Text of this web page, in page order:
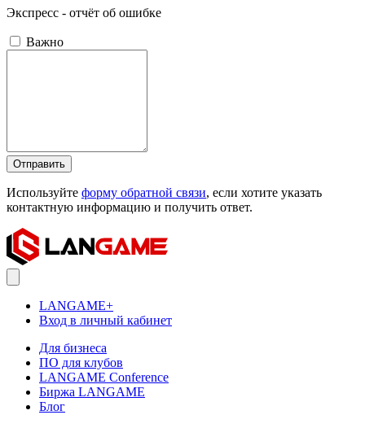
Экспресс - отчёт об ошибке
Важно
Отправить
Используйте форму обратной связи, если хотите указать
контактную информацию и получить ответ.
LANGAME+
Вход в личный кабинет
Для бизнеса
ПО для клубов
LANGAME Conference
Биржа LANGAME
Блог